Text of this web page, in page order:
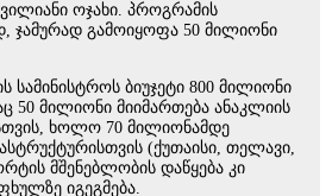
ოჯახი. პროგრამის
ჯამურად გამოიყოფა 50 მილიონი
სამინისტროს ბიუჯეტი 800 მილიონი
50 მილიონი მიიმართება ანაკლიის
ხოლო 70 მილიონამდე
(ქუთაისი, თელავი,
მშენებლობის დაწყება კი
იგეგმება.